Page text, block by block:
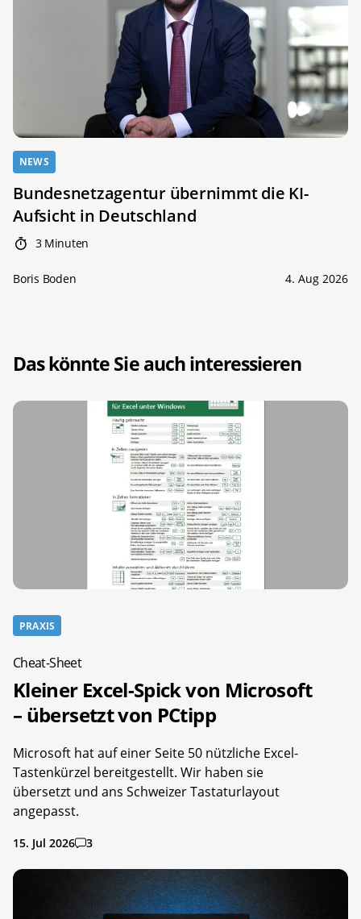
NEWS
Bundesnetzagentur übernimmt die KI-
Aufsicht in Deutschland
3 Minuten
Boris Boden 4. Aug 2026
Das könnte Sie auch interessieren
PRAXIS
Cheat-Sheet
Kleiner Excel-Spick von Microsoft
– übersetzt von PCtipp
Microsoft hat auf einer Seite 50 nützliche Excel-
Tastenkürzel bereitgestellt. Wir haben sie
übersetzt und ans Schweizer Tastaturlayout
angepasst.
15. Jul 2026 3